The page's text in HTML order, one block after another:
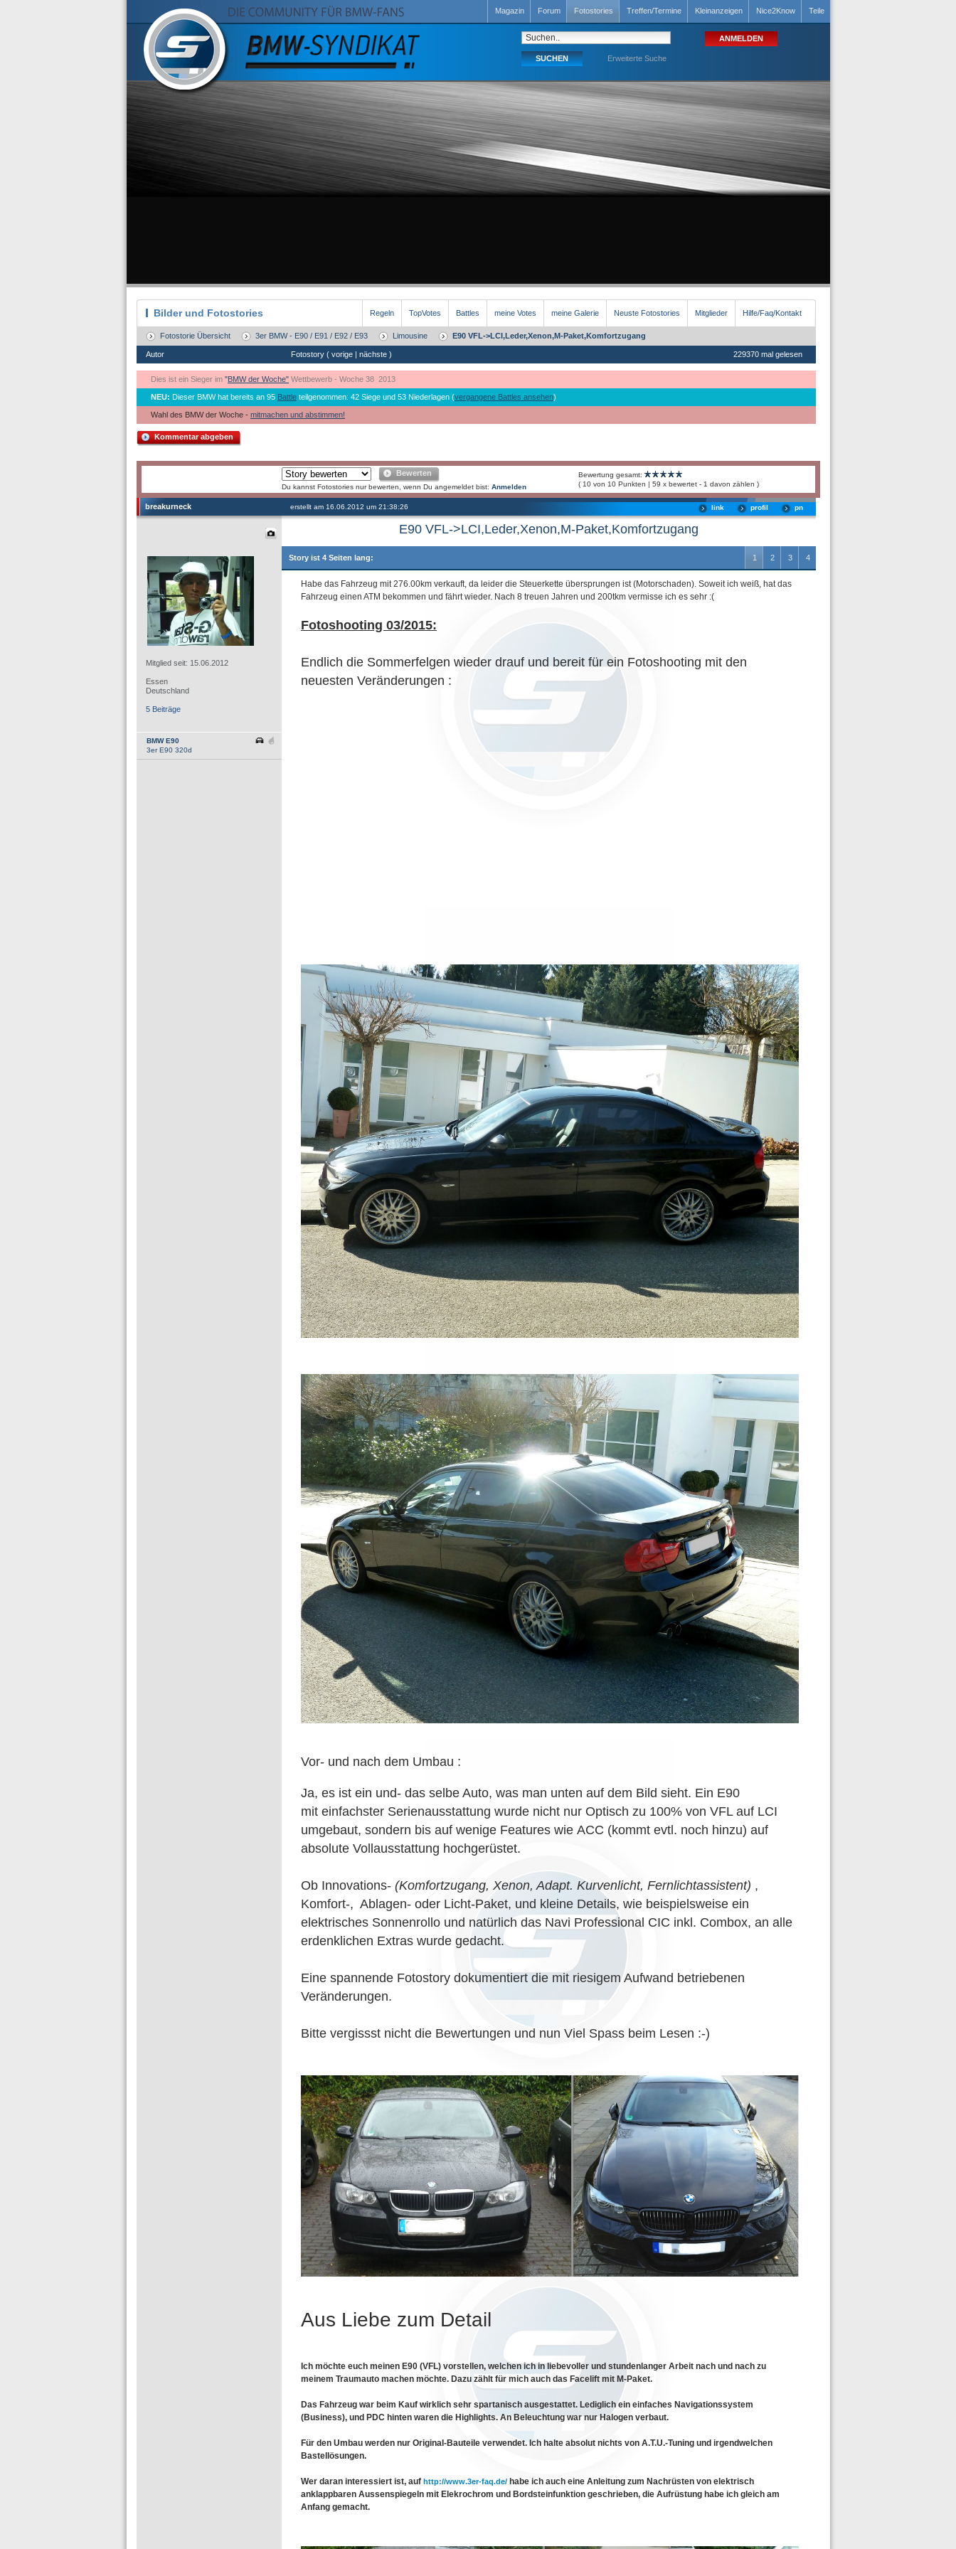
Magazin Forum Fotostories Treffen/Termine Kleinanzeigen Nice2Know Teile
Erweiterte Suche
Bilder und Fotostories Regeln TopVotes Battles meine Votes meine Galerie Neuste Fotostories Mitglieder Hilfe/Faq/Kontakt
Fotostorie Übersicht 3er BMW - E90 / E91 / E92 / E93 Limousine E90 VFL->LCI,Leder,Xenon,M-Paket,Komfortzugang
Autor Fotostory ( vorige | nächste ) 229370 mal gelesen
Dies ist ein Sieger im "BMW der Woche" Wettbewerb - Woche 38 2013
NEU: Dieser BMW hat bereits an 95 Battle teilgenommen: 42 Siege und 53 Niederlagen (vergangene Battles ansehen)
Wahl des BMW der Woche - mitmachen und abstimmen!
Kommentar abgeben
Bewerten
Du kannst Fotostories nur bewerten, wenn Du angemeldet bist: Anmelden
Bewertung gesamt:
( 10 von 10 Punkten | 59 x bewertet - 1 davon zählen )
breakurneck erstellt am 16.06.2012 um 21:38:26 pn
profil
link
Mitglied seit: 15.06.2012
Essen
Deutschland
5 Beiträge
BMW E90
3er E90 320d
E90 VFL->LCI,Leder,Xenon,M-Paket,Komfortzugang
Story ist 4 Seiten lang: 1 2 3 4
Habe das Fahrzeug mit 276.00km verkauft, da leider die Steuerkette übersprungen ist (Motorschaden). Soweit ich weiß, hat das
Fahrzeug einen ATM bekommen und fährt wieder. Nach 8 treuen Jahren und 200tkm vermisse ich es sehr :(
Fotoshooting 03/2015:
Endlich die Sommerfelgen wieder drauf und bereit für ein Fotoshooting mit den
neuesten Veränderungen :
Vor- und nach dem Umbau :
Ja, es ist ein und- das selbe Auto, was man unten auf dem Bild sieht. Ein E90
mit einfachster Serienausstattung wurde nicht nur Optisch zu 100% von VFL auf LCI
umgebaut, sondern bis auf wenige Features wie ACC (kommt evtl. noch hinzu) auf
absolute Vollausstattung hochgerüstet.
Ob Innovations- (Komfortzugang, Xenon, Adapt. Kurvenlicht, Fernlichtassistent) ,
Komfort-, Ablagen- oder Licht-Paket, und kleine Details, wie beispielsweise ein
elektrisches Sonnenrollo und natürlich das Navi Professional CIC inkl. Combox, an alle
erdenklichen Extras wurde gedacht.
Eine spannende Fotostory dokumentiert die mit riesigem Aufwand betriebenen
Veränderungen.
Bitte vergissst nicht die Bewertungen und nun Viel Spass beim Lesen :-)
Aus Liebe zum Detail
Ich möchte euch meinen E90 (VFL) vorstellen, welchen ich in liebevoller und stundenlanger Arbeit nach und nach zu
meinem Traumauto machen möchte. Dazu zählt für mich auch das Facelift mit M-Paket.
Das Fahrzeug war beim Kauf wirklich sehr spartanisch ausgestattet. Lediglich ein einfaches Navigationssystem
(Business), und PDC hinten waren die Highlights. An Beleuchtung war nur Halogen verbaut.
Für den Umbau werden nur Original-Bauteile verwendet. Ich halte absolut nichts von A.T.U.-Tuning und irgendwelchen
Bastellösungen.
Wer daran interessiert ist, auf http://www.3er-faq.de/ habe ich auch eine Anleitung zum Nachrüsten von elektrisch
anklappbaren Aussenspiegeln mit Elekrochrom und Bordsteinfunktion geschrieben, die Aufrüstung habe ich gleich am
Anfang gemacht.